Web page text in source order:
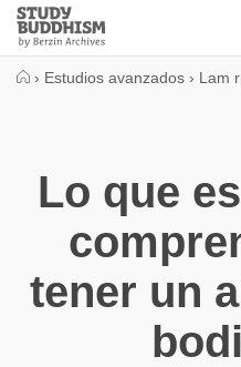
Close
Study
Buddhism
› Estudios avanzados › Lam
Lo que
tener un